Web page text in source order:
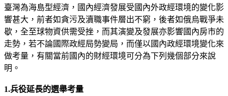
臺灣為海島型經濟，國內經濟發展受國內外政經環境的變化影
響甚大，前者如貪污及瀆職事件層出不窮，後者如俄烏戰爭未
歇，全至球物資供需受挫，而其演變及發展亦影響國內房市的
走勢，若不論國際政經局勢變局，而僅以國內政經環境變化來
做考量，有關當前國內的財經環境可分為下列幾個部分來說
明。
1.兵役延長的選舉考量